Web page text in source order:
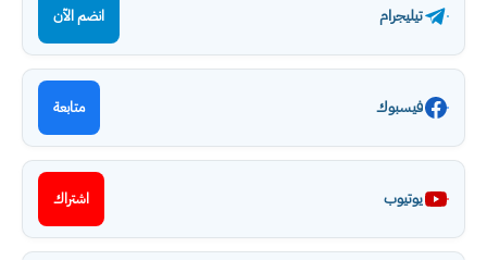
تيليجرام انضم الآن
فيسبوك متابعة
يوتيوب اشتراك